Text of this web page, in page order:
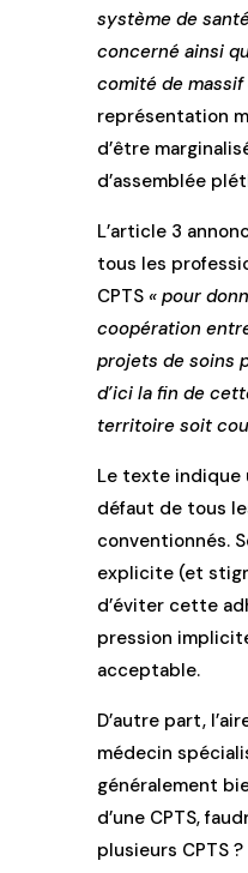
système de
concerné ainsi
comité de
représentation
d’être
d’assemblée
L’article 3
tous les
CPTS « pour
coopération
projets de soins
d’ici la fin de
territoire soit
Le texte indique
défaut de tous
conventionnés.
explicite (et
d’éviter cette
pression
acceptable.
D’autre part,
médecin
généralement
d’une CPTS,
plusieurs CPTS ?